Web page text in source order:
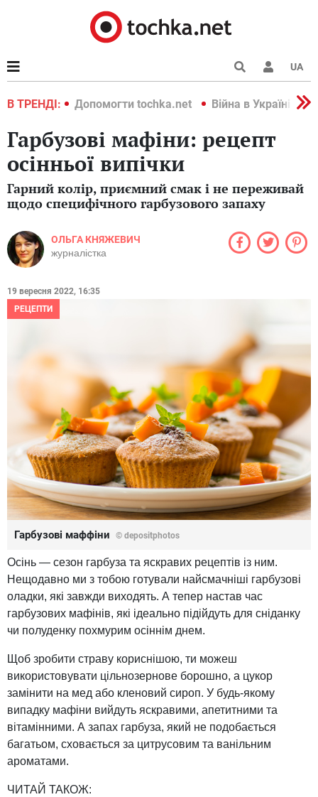
UA
В ТРЕНДІ:
2022 Допомогти tochka.net Війна в Україні 2022
Гарбузові мафіни: рецепт
осінньої випічки
Гарний колір, приємний смак і не переживай
щодо специфічного гарбузового запаху
ОЛЬГА КНЯЖЕВИЧ
журналістка
19 вересня 2022, 16:35
РЕЦЕПТИ
Гарбузові маффіни © depositphotos
Осінь — сезон гарбуза та яскравих рецептів із ним.
Нещодавно ми з тобою готували найсмачніші гарбузові
оладки, які завжди виходять. А тепер настав час
гарбузових мафінів, які ідеально підійдуть для сніданку
чи полуденку похмурим осіннім днем.
Щоб зробити страву кориснішою, ти можеш
використовувати цільнозернове борошно, а цукор
замінити на мед або кленовий сироп. У будь-якому
випадку мафіни вийдуть яскравими, апетитними та
вітамінними. А запах гарбуза, який не подобається
багатьом, сховається за цитрусовим та ванільним
ароматами.
ЧИТАЙ ТАКОЖ: